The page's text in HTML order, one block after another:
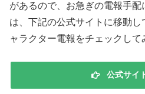
があるので、お急ぎの電報手
は、下記の公式サイトに移動
ャラクター電報をチェックして
公式サイ